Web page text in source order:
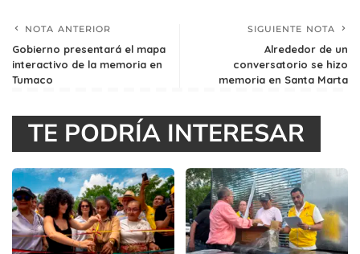
NOTA ANTERIOR
Gobierno presentará el mapa
interactivo de la memoria en
Tumaco
SIGUIENTE NOTA
Alrededor de un
conversatorio se hizo
memoria en Santa Marta
TE PODRÍA INTERESAR